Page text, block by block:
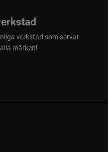
verkstad som servar
märken!